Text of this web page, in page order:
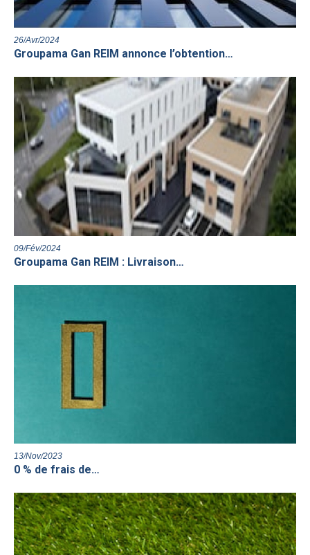
26/Avr/2024
Groupama Gan REIM annonce l’obtention…
09/Fév/2024
Groupama Gan REIM : Livraison…
13/Nov/2023
0 % de frais de…